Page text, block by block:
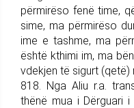
përmirëso fenë time,
sime, ma përmirëso
ime e tashme, ma
është kthimi im, ma
vdekjen të sigurt (qetë)
818. Nga Aliu r.a.
thënë mua i Dërguari i